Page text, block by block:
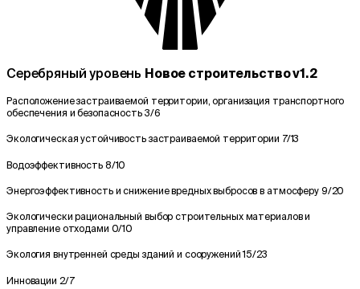
Серебряный уровень Новое строительство v1.2
Расположение застраиваемой территории, организация транспортного
обеспечения и безопасность 3/6
Экологическая устойчивость застраиваемой территории 7/13
Водоэффективность 8/10
Энергоэффективность и снижение вредных выбросов в атмосферу 9/20
Экологически рациональный выбор строительных материалов и
управление отходами 0/10
Экология внутренней среды зданий и сооружений15/23
Инновации 2/7